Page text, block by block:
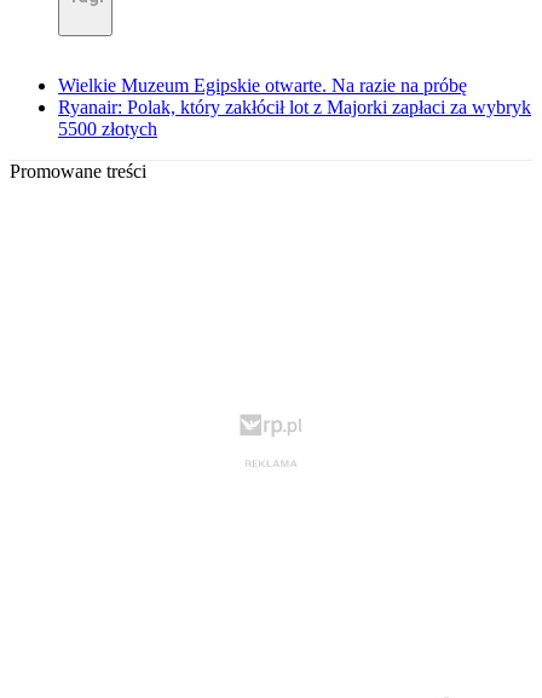
Wielkie Muzeum Egipskie otwarte. Na razie na próbę
Ryanair: Polak, który zakłócił lot z Majorki zapłaci za wybryk
5500 złotych
Promowane treści